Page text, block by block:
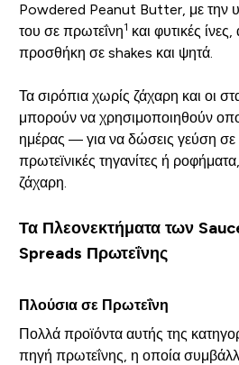
Powdered Peanut Butter, με την
του σε πρωτεΐνη1 και φυτικές
προσθήκη σε shakes και ψητά.
Τα σιρόπια χωρίς ζάχαρη και οι
μπορούν να χρησιμοποιηθούν
ημέρας — για να δώσεις γεύση σε
πρωτεϊνικές τηγανίτες ή
ζάχαρη.
Τα Πλεονεκτήματα των
Spreads Πρωτεΐνης
Πλούσια σε Πρωτεΐνη
Πολλά προϊόντα αυτής της
πηγή πρωτεΐνης, η οποία